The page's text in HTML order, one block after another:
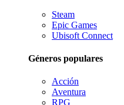
Steam
Epic Games
Ubisoft Connect
Géneros populares
Acción
Aventura
RPG